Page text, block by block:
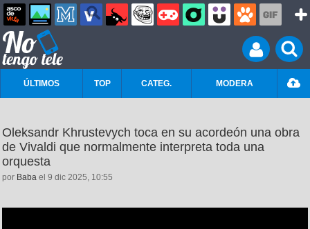
ÚLTIMOS TOP CATEG. MODERA
Oleksandr Khrustevych toca en su acordeón una obra
de Vivaldi que normalmente interpreta toda una
orquesta
por Baba el 9 dic 2025, 10:55